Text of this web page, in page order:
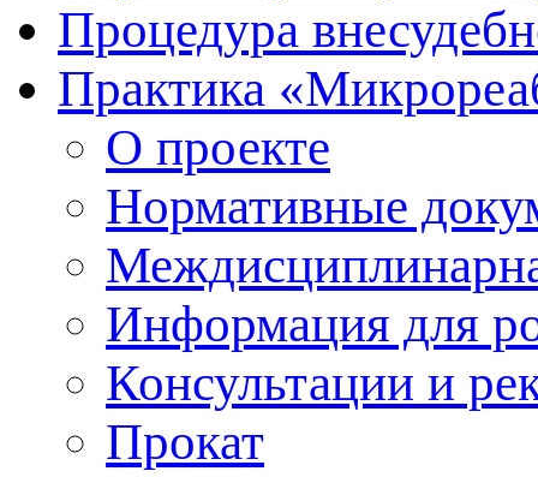
Процедура
Практика
О проекте
Нормативные
Информация для
Консультации и
Прокат